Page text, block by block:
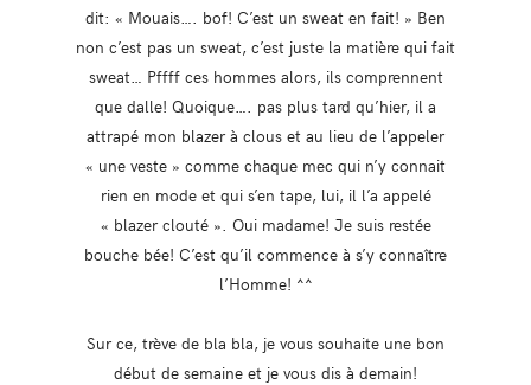
dit: « Mouais…. bof! C’est un sweat en fait! » Ben
non c’est pas un sweat, c’est juste la matière qui fait
sweat… Pffff ces hommes alors, ils comprennent
que dalle! Quoique…. pas plus tard qu’hier, il a
attrapé mon blazer à clous et au lieu de l’appeler
« une veste » comme chaque mec qui n’y connait
rien en mode et qui s’en tape, lui, il l’a appelé
« blazer clouté ». Oui madame! Je suis restée
bouche bée! C’est qu’il commence à s’y connaître
l’Homme! ^^
Sur ce, trève de bla bla, je vous souhaite une bon
début de semaine et je vous dis à demain!